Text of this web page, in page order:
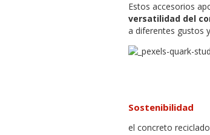
Estos accesorios
versatilidad del
a diferentes gustos
Sostenibilidad
el concreto